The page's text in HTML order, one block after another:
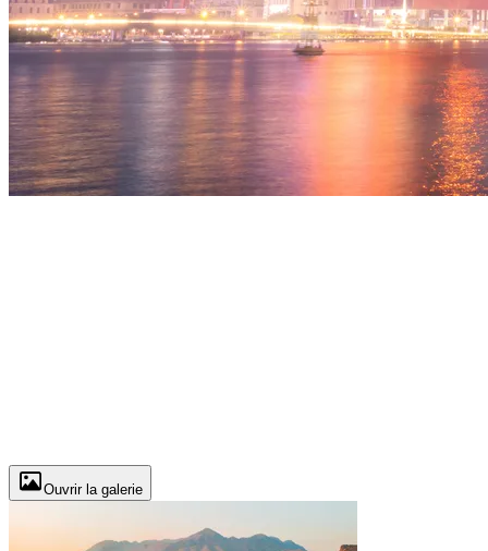
Ouvrir la galerie